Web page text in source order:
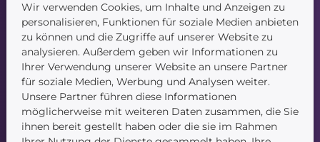
Navigation
Startseite
Blog
Kontakt
Wir verwenden Cookies, um Inhalte und Anzeigen zu
personalisieren, Funktionen für soziale Medien anbieten
zu können und die Zugriffe auf unserer Website zu
analysieren. Außerdem geben wir Informationen zu
Ihrer Verwendung unserer Website an unsere Partner
für soziale Medien, Werbung und Analysen weiter.
Unsere Partner führen diese Informationen
möglicherweise mit weiteren Daten zusammen, die Sie
ihnen bereit gestellt haben oder die sie im Rahmen